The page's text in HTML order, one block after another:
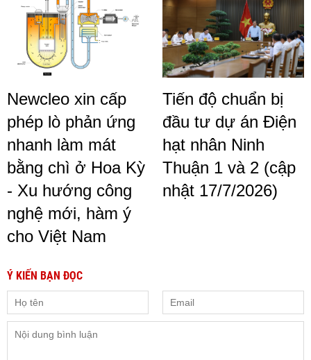
Newcleo xin cấp
phép lò phản ứng
nhanh làm mát
bằng chì ở Hoa Kỳ
- Xu hướng công
nghệ mới, hàm ý
cho Việt Nam
Tiến độ chuẩn bị
đầu tư dự án Điện
hạt nhân Ninh
Thuận 1 và 2 (cập
nhật 17/7/2026)
Ý KIẾN BẠN ĐỌC